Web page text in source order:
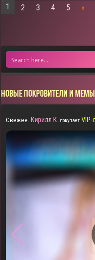
1 2 3 4 5 »
НОВЫЕ ПОКРОВИТЕЛИ И МЕМЫ
Свежее: Кирилл К. покупает VIP-